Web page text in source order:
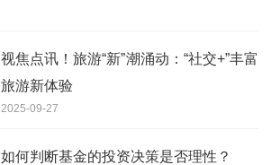
视焦点讯！旅游“新”潮涌动：“社交+”丰富
旅游新体验
2025-09-27
如何判断基金的投资决策是否理性？